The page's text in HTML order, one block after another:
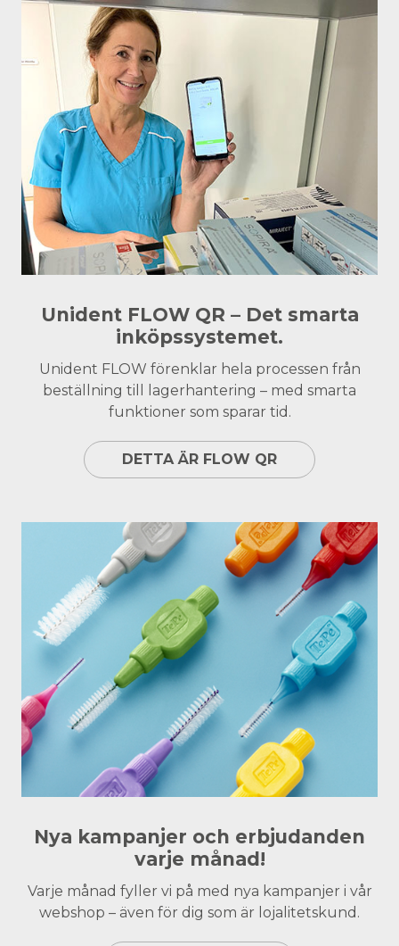
Unident FLOW QR – Det smarta
inköpssystemet.
Unident FLOW förenklar hela processen från
beställning till lagerhantering – med smarta
funktioner som sparar tid.
DETTA ÄR FLOW QR
Nya kampanjer och erbjudanden
varje månad!
Varje månad fyller vi på med nya kampanjer i vår
webshop – även för dig som är lojalitetskund.